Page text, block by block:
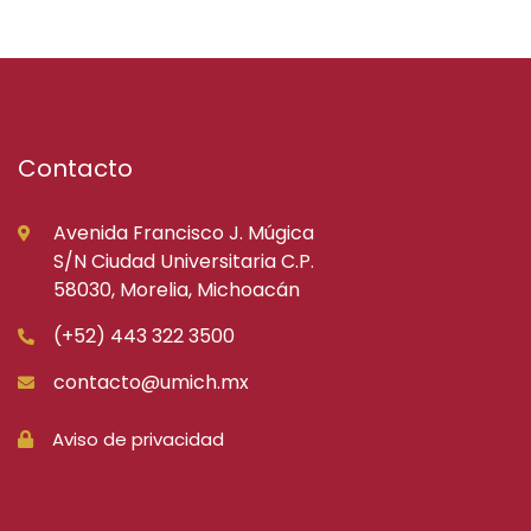
Contacto
Avenida Francisco J. Múgica
S/N Ciudad Universitaria C.P.
58030, Morelia, Michoacán
(+52) 443 322 3500
contacto@umich.mx
Aviso de privacidad